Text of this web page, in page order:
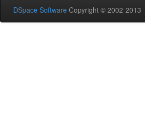
DSpace Software Copyright © 2002-2013